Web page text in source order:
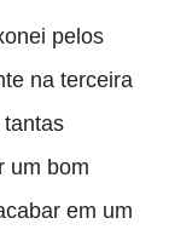
pelos
na terceira
tantas
um bom
em um